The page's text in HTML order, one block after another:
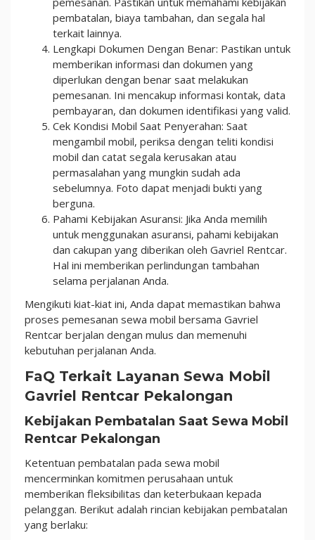
pembatalan, biaya tambahan, dan segala hal
terkait lainnya.
Lengkapi Dokumen Dengan Benar: Pastikan untuk
memberikan informasi dan dokumen yang
diperlukan dengan benar saat melakukan
pemesanan. Ini mencakup informasi kontak, data
pembayaran, dan dokumen identifikasi yang valid.
Cek Kondisi Mobil Saat Penyerahan: Saat
mengambil mobil, periksa dengan teliti kondisi
mobil dan catat segala kerusakan atau
permasalahan yang mungkin sudah ada
sebelumnya. Foto dapat menjadi bukti yang
berguna.
Pahami Kebijakan Asuransi: Jika Anda memilih
untuk menggunakan asuransi, pahami kebijakan
dan cakupan yang diberikan oleh Gavriel Rentcar.
Hal ini memberikan perlindungan tambahan
selama perjalanan Anda.
Mengikuti kiat-kiat ini, Anda dapat memastikan bahwa
proses pemesanan sewa mobil bersama Gavriel
Rentcar berjalan dengan mulus dan memenuhi
kebutuhan perjalanan Anda.
FaQ Terkait Layanan Sewa Mobil
Gavriel Rentcar Pekalongan
Kebijakan Pembatalan Saat Sewa Mobil
Rentcar Pekalongan
Ketentuan pembatalan pada sewa mobil
mencerminkan komitmen perusahaan untuk
memberikan fleksibilitas dan keterbukaan kepada
pelanggan. Berikut adalah rincian kebijakan pembatalan
yang berlaku: